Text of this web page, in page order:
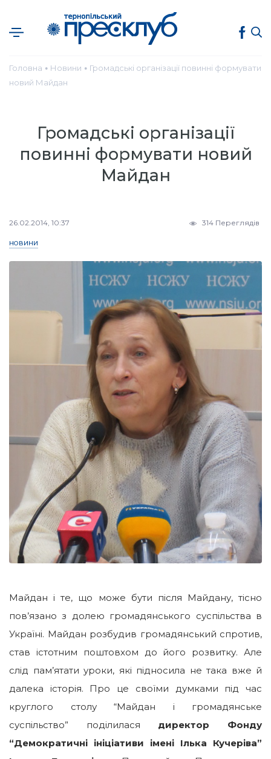
Головна ● Новини ● Громадські організації повинні формувати
новий Майдан
Громадські організації
повинні формувати новий
Майдан
26.02.2014, 10:37 314 Переглядів
НОВИНИ
Майдан і те, що може бути після Майдану, тісно
пов’язано з долею громадянського суспільства в
Україні. Майдан розбудив громадянський спротив,
став істотним поштовхом до його розвитку. Але
слід пам’ятати уроки, які підносила не така вже й
далека історія. Про це своїми думками під час
круглого столу “Майдан і громадянське
суспільство” поділилася директор Фонду
“Демократичні ініціативи імені Ілька Кучеріва”